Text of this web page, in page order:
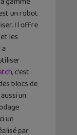
un robot
Il offre
les
, c’est
blocs de
un
un
par